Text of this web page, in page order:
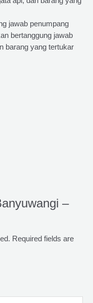
jawab penumpang
bertanggung jawab
barang yang tertukar
–
Required fields are